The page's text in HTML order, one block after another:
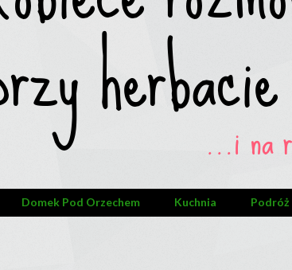
Domek Pod Orzechem Kuchnia Podróż